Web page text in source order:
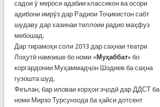
садои ӯ мероси адабии классикон ва осори
адибони имрӯз дар Радиои Тоҷикистон сабт
шудаву дар хазинаи тиллоии радио маҳфуз
мебошад.
Дар тирамоҳи соли 2013 дар саҳнаи театри
Лоҳутӣ намоише бо номи «Муҳаббат» бо
коргардонии Муҳаммадҷон Шодиев ба саҳна
гузошта шуд.
Феълан, бар иловаи корҳои эҷодӣ дар ДДСТ ба
номи Мирзо Турсунзода ба ҳайси дотсент